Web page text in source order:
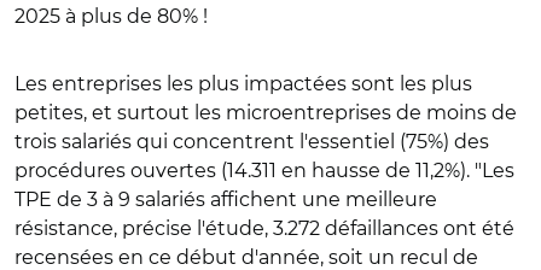
2025 à plus de 80% !
Les entreprises les plus impactées sont les plus
petites, et surtout les microentreprises de moins de
trois salariés qui concentrent l'essentiel (75%) des
procédures ouvertes (14.311 en hausse de 11,2%). "Les
TPE de 3 à 9 salariés affichent une meilleure
résistance, précise l'étude, 3.272 défaillances ont été
recensées en ce début d'année, soit un recul de